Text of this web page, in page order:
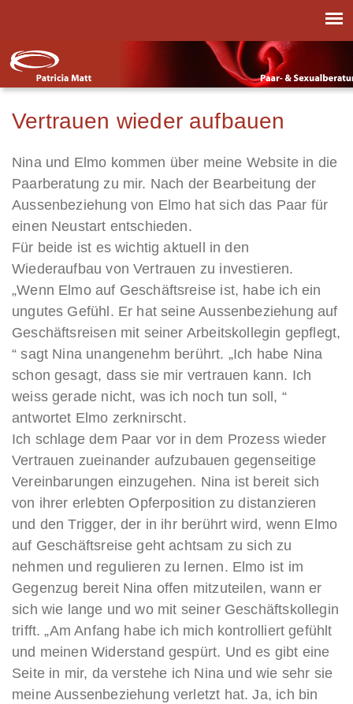
Vertrauen wieder aufbauen
Nina und Elmo kommen über meine Website in die
Paarberatung zu mir. Nach der Bearbeitung der
Aussenbeziehung von Elmo hat sich das Paar für
einen Neustart entschieden.
Für beide ist es wichtig aktuell in den
Wiederaufbau von Vertrauen zu investieren.
„Wenn Elmo auf Geschäftsreise ist, habe ich ein
ungutes Gefühl. Er hat seine Aussenbeziehung auf
Geschäftsreisen mit seiner Arbeitskollegin gepflegt,
“ sagt Nina unangenehm berührt. „Ich habe Nina
schon gesagt, dass sie mir vertrauen kann. Ich
weiss gerade nicht, was ich noch tun soll, “
antwortet Elmo zerknirscht.
Ich schlage dem Paar vor in dem Prozess wieder
Vertrauen zueinander aufzubauen gegenseitige
Vereinbarungen einzugehen. Nina ist bereit sich
von ihrer erlebten Opferposition zu distanzieren
und den Trigger, der in ihr berührt wird, wenn Elmo
auf Geschäftsreise geht achtsam zu sich zu
nehmen und regulieren zu lernen. Elmo ist im
Gegenzug bereit Nina offen mitzuteilen, wann er
sich wie lange und wo mit seiner Geschäftskollegin
trifft. „Am Anfang habe ich mich kontrolliert gefühlt
und meinen Widerstand gespürt. Und es gibt eine
Seite in mir, da verstehe ich Nina und wie sehr sie
meine Aussenbeziehung verletzt hat. Ja, ich bin